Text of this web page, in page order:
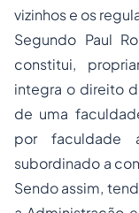
vizinhos e os
Segundo Paul
constitui,
integra o direito
de uma
por faculdade
subordinado a
Sendo assim,